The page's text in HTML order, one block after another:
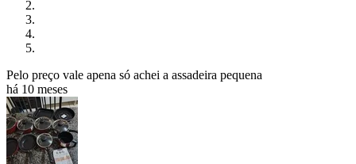
Pelo preço vale apena só achei a assadeira pequena
há 10 meses